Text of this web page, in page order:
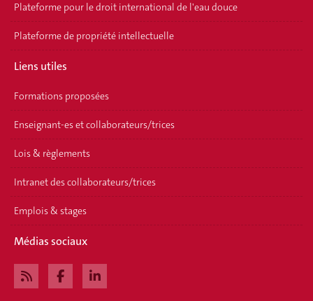
Plateforme pour le droit international de l'eau douce
Plateforme de propriété intellectuelle
Liens utiles
Formations proposées
Enseignant-es et collaborateurs/trices
Lois & règlements
Intranet des collaborateurs/trices
Emplois & stages
Médias sociaux